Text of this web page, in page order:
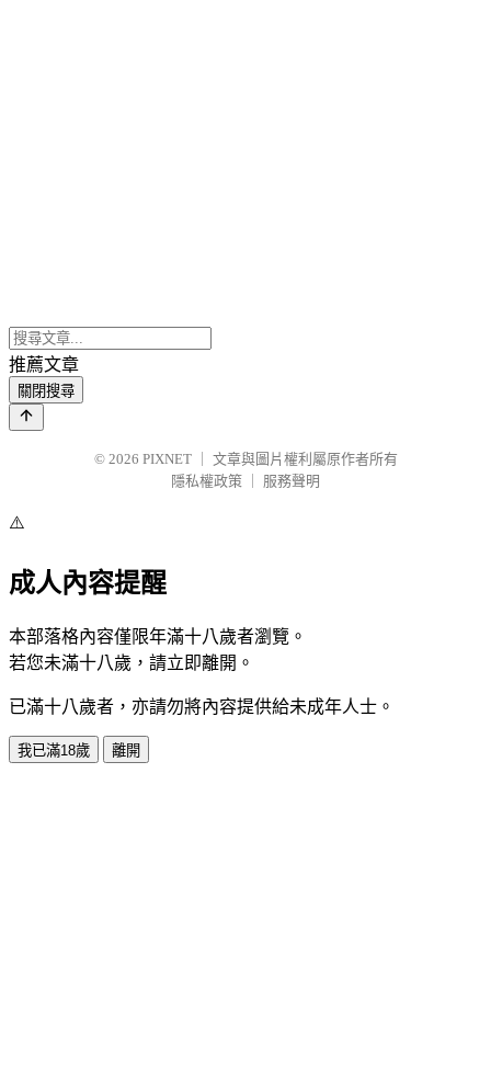
推薦文章
關閉搜尋
© 2026 PIXNET
文章與圖片權利屬原作者所有
隱私權政策
服務聲明
⚠️
成人內容提醒
本部落格內容僅限年滿十八歲者瀏覽。
若您未滿十八歲，請立即離開。
已滿十八歲者，亦請勿將內容提供給未成年人士。
我已滿18歲 離開